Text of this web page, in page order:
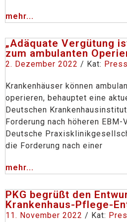
mehr...
„Adäquate Vergütung
zum ambulanten
2. Dezember 2022 / Kat:
Krankenhäuser können
operieren, behauptet eine
Deutschen
Forderung nach höheren EBM-
Deutsche
die Forderung nach einer
mehr...
PKG begrüßt den
Krankenhaus-Pflege-
11. November 2022 / Kat: